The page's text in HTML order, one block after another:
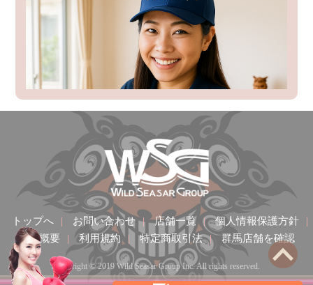
トップへ | お問い合わせ | 店舗一覧 | 個人情報保護方針
|
会社概要
| 利用規約 | 特定商取引法 | 群馬店舗を確認
Copyright © 2019 Wild Seasar Group Inc. All rights reserved.